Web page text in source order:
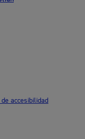
accesibilidad